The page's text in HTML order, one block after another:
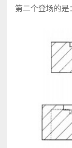
第二个登场的